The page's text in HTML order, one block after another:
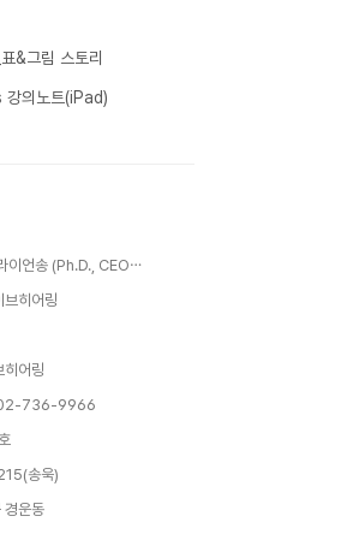
&그림 스토리
강의노트(iPad)
이언송 (Ph.D., CEO⋯
브히어링
히어링
02-736-9966
송욱)
경운동